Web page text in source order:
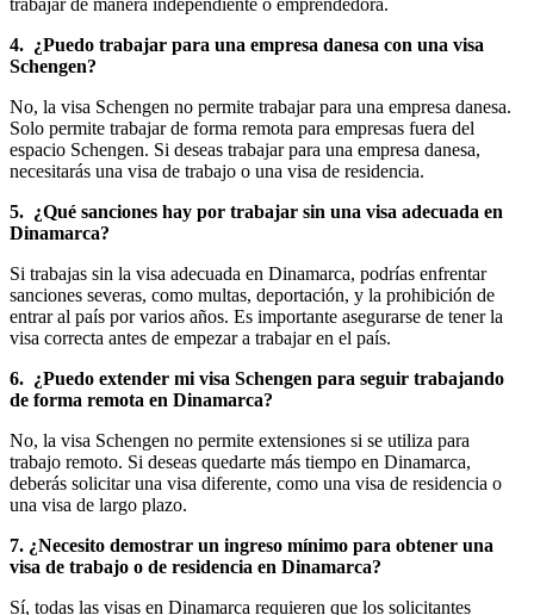
trabajar de manera independiente o emprendedora.
4. ¿Puedo trabajar para una empresa danesa con una visa
Schengen?
No, la visa Schengen no permite trabajar para una empresa danesa.
Solo permite trabajar de forma remota para empresas fuera del
espacio Schengen. Si deseas trabajar para una empresa danesa,
necesitarás una visa de trabajo o una visa de residencia.
5. ¿Qué sanciones hay por trabajar sin una visa adecuada en
Dinamarca?
Si trabajas sin la visa adecuada en Dinamarca, podrías enfrentar
sanciones severas, como multas, deportación, y la prohibición de
entrar al país por varios años. Es importante asegurarse de tener la
visa correcta antes de empezar a trabajar en el país.
6. ¿Puedo extender mi visa Schengen para seguir trabajando
de forma remota en Dinamarca?
No, la visa Schengen no permite extensiones si se utiliza para
trabajo remoto. Si deseas quedarte más tiempo en Dinamarca,
deberás solicitar una visa diferente, como una visa de residencia o
una visa de largo plazo.
7. ¿Necesito demostrar un ingreso mínimo para obtener una
visa de trabajo o de residencia en Dinamarca?
Sí, todas las visas en Dinamarca requieren que los solicitantes